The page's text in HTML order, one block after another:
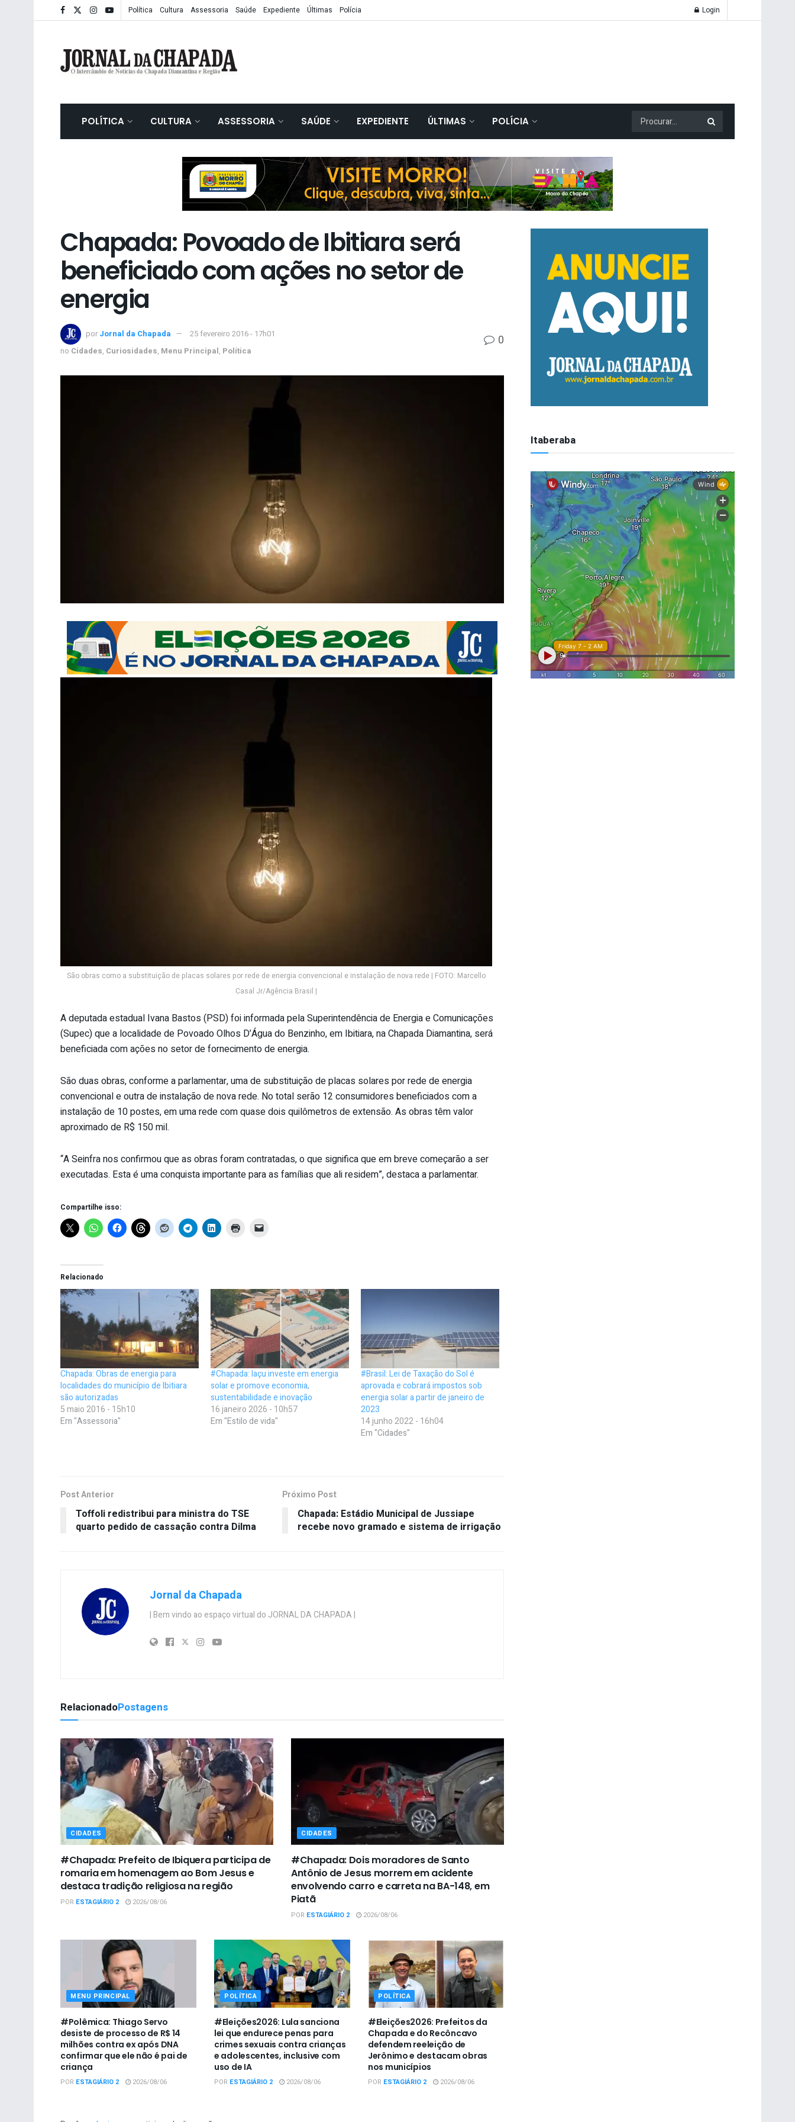
Política Cultura Assessoria Saúde Expediente Últimas Polícia Login
POLÍTICA CULTURA ASSESSORIA SAÚDE EXPEDIENTE ÚLTIMAS POLÍCIA
Chapada: Povoado de Ibitiara será
beneficiado com ações no setor de
energia
por Jornal da Chapada
25 fevereiro 2016 - 17h01
no Cidades, Curiosidades, Menu Principal, Política
0
São obras como a substituição de placas solares por rede de energia convencional e instalação de nova rede | FOTO: Marcello
Casal Jr/Agência Brasil |
A deputada estadual Ivana Bastos (PSD) foi informada pela Superintendência de Energia e Comunicações
(Supec) que a localidade de Povoado Olhos D’Água do Benzinho, em Ibitiara, na Chapada Diamantina, será
beneficiada com ações no setor de fornecimento de energia.
São duas obras, conforme a parlamentar, uma de substituição de placas solares por rede de energia
convencional e outra de instalação de nova rede. No total serão 12 consumidores beneficiados com a
instalação de 10 postes, em uma rede com quase dois quilômetros de extensão. As obras têm valor
aproximado de R$ 150 mil.
“A Seinfra nos confirmou que as obras foram contratadas, o que significa que em breve começarão a ser
executadas. Esta é uma conquista importante para as famílias que ali residem”, destaca a parlamentar.
Compartilhe isso:
Relacionado
Chapada: Obras de energia para
localidades do município de Ibitiara
são autorizadas
5 maio 2016 - 15h10
Em "Assessoria"
#Chapada: Iaçu investe em energia
solar e promove economia,
sustentabilidade e inovação
16 janeiro 2026 - 10h57
Em "Estilo de vida"
#Brasil: Lei de Taxação do Sol é
aprovada e cobrará impostos sob
energia solar a partir de janeiro de
2023
14 junho 2022 - 16h04
Em "Cidades"
Post Anterior
Toffoli redistribui para ministra do TSE
quarto pedido de cassação contra Dilma
Próximo Post
Chapada: Estádio Municipal de Jussiape
recebe novo gramado e sistema de irrigação
Jornal da Chapada
| Bem vindo ao espaço virtual do JORNAL DA CHAPADA |
RelacionadoPostagens
CIDADES
#Chapada: Prefeito de Ibiquera participa de
romaria em homenagem ao Bom Jesus e
destaca tradição religiosa na região
POR ESTAGIÁRIO 2 2026/08/06
CIDADES
#Chapada: Dois moradores de Santo
Antônio de Jesus morrem em acidente
envolvendo carro e carreta na BA-148, em
Piatã
POR ESTAGIÁRIO 2 2026/08/06
MENU PRINCIPAL
#Polêmica: Thiago Servo
desiste de processo de R$ 14
milhões contra ex após DNA
confirmar que ele não é pai de
criança
POR ESTAGIÁRIO 2 2026/08/06
POLÍTICA
#Eleições2026: Lula sanciona
lei que endurece penas para
crimes sexuais contra crianças
e adolescentes, inclusive com
uso de IA
POR ESTAGIÁRIO 2 2026/08/06
POLÍTICA
#Eleições2026: Prefeitos da
Chapada e do Recôncavo
defendem reeleição de
Jerônimo e destacam obras
nos municípios
POR ESTAGIÁRIO 2 2026/08/06
Itaberaba